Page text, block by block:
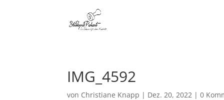
IMG_4592
von Christiane Knapp | Dez. 20, 2022 |0